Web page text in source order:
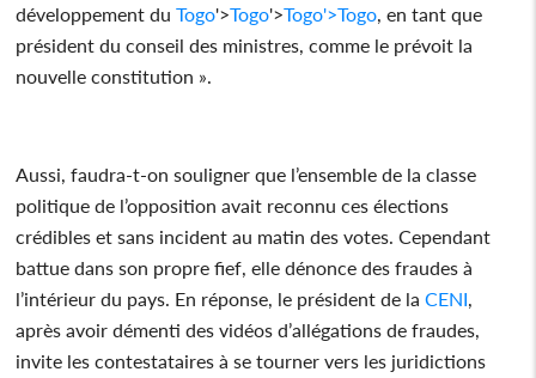
développement duTogo'>Togo'>Togo'>Togo , en tant que
président du conseil des ministres, comme le prévoit la
nouvelle constitution ».
Aussi, faudra-t-on souligner que l’ensemble de la classe
politique de l’opposition avait reconnu ces élections
crédibles et sans incident au matin des votes. Cependant
battue dans son propre fief, elle dénonce des fraudes à
l’intérieur du pays. En réponse, le président de laCENI
après avoir démenti des vidéos d’allégations de fraudes,
invite les contestataires à se tourner vers les juridictions